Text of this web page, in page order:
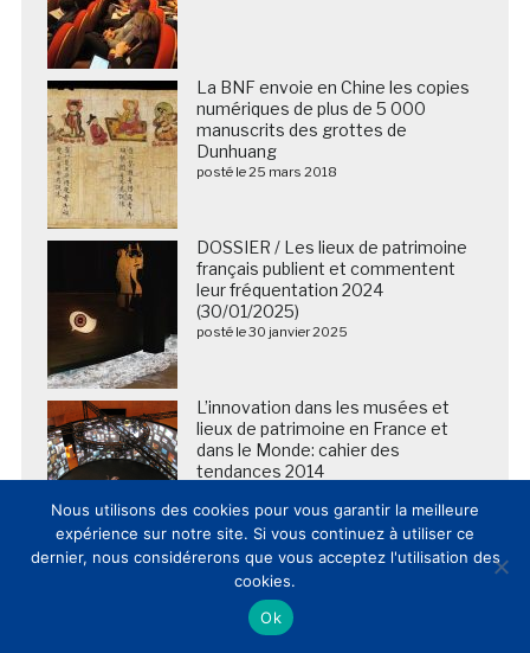
La BNF envoie en Chine les copies
numériques de plus de 5 000
manuscrits des grottes de
Dunhuang
posté le 25 mars 2018
DOSSIER / Les lieux de patrimoine
français publient et commentent
leur fréquentation 2024
(30/01/2025)
posté le 30 janvier 2025
L’innovation dans les musées et
lieux de patrimoine en France et
dans le Monde: cahier des
tendances 2014
2026 – 2028 : le musée d’Orsay
lance un ambitieux chantier pour
améliorer l’accueil de ses visiteurs
posté le 10 mars 2026
Nous utilisons des cookies pour vous garantir la meilleure
expérience sur notre site. Si vous continuez à utiliser ce
dernier, nous considérerons que vous acceptez l'utilisation des
cookies.
Ok